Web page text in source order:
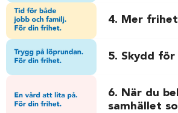
4. Mer
5. Skydd
6. När du
samhället